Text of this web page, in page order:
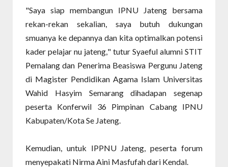
"Saya siap membangun IPNU Jateng bersama
rekan-rekan sekalian, saya butuh dukungan
smuanya ke depannya dan kita optimalkan potensi
kader pelajar nu jateng," tutur Syaeful alumni STIT
Pemalang dan Penerima Beasiswa Pergunu Jateng
di Magister Pendidikan Agama Islam Universitas
Wahid Hasyim Semarang dihadapan segenap
peserta Konferwil 36 Pimpinan Cabang IPNU
Kabupaten/Kota Se Jateng.
Kemudian, untuk IPPNU Jateng, peserta forum
menyepakati Nirma Aini Masfufah dari Kendal.